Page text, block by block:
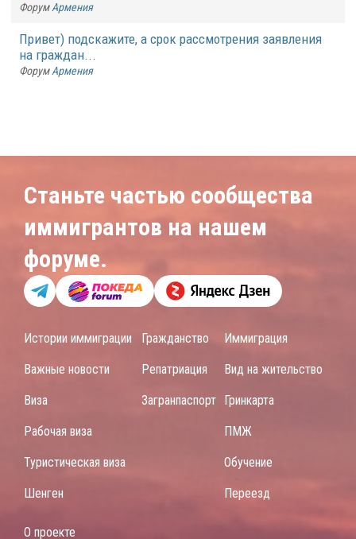
Форум Армения
Привет) подскажите, а срок рассмотрения заявления
на граждан...
Форум Армения
Станьте частью сообщества
иммигрантов на нашем
форуме.
Истории иммиграции
Важные новости
Виза
Рабочая виза
Туристическая виза
Шенген
Гражданство
Репатриация
Загранпаспорт
Иммиграция
Вид на жительство
Гринкарта
ПМЖ
Обучение
Переезд
О проекте